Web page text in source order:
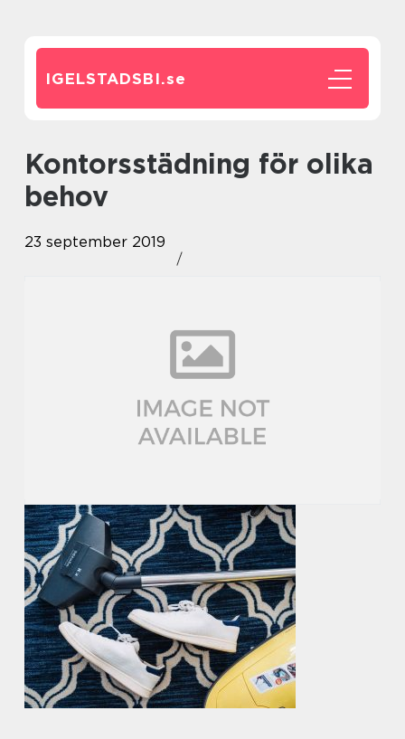
IGELSTADSBI.se
Kontorsstädning för olika
behov
23 september 2019